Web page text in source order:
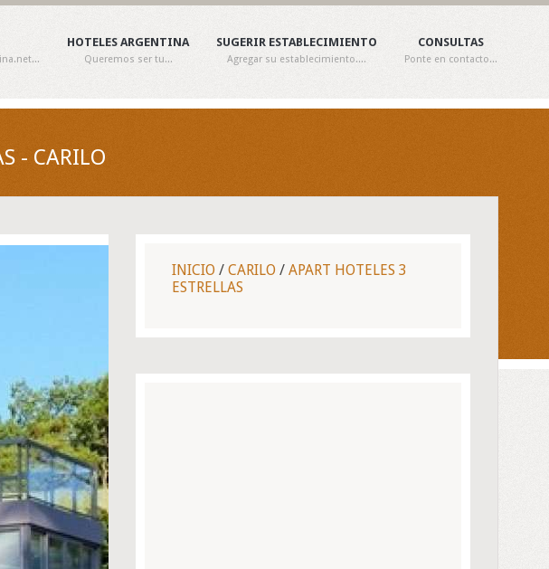
HOTELES ARGENTINA
Queremos ser tu...
SUGERIR ESTABLECIMIENTO
Agregar su establecimiento....
CONSULTAS
Ponte en contacto...
- CARILO
INICIO / CARILO / APART HOTELES 3
ESTRELLAS